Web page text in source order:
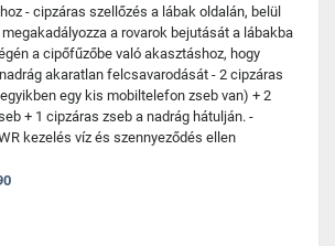
- cipzáras szellőzés a lábak oldalán, belül
a rovarok bejutását a lábakba
a cipőfűzőbe való akasztáshoz, hogy
akaratlan felcsavarodását - 2 cipzáras
egy kis mobiltelefon zseb van) + 2
+ 1 cipzáras zseb a nadrág hátulján. -
kezelés víz és szennyeződés ellen